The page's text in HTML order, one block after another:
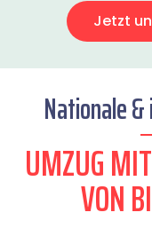
Jetzt
Nationale
UMZUG
VON